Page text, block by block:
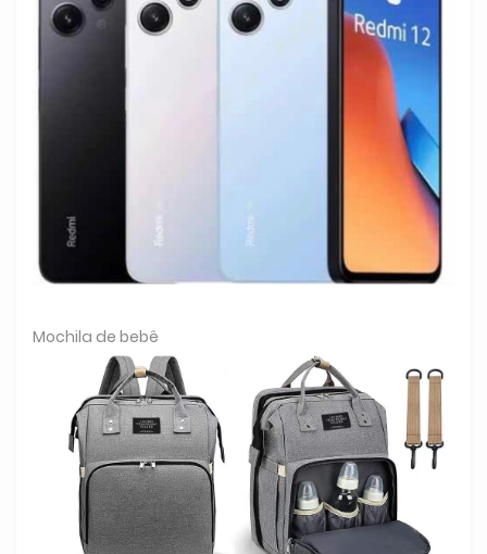
Mochila de bebê